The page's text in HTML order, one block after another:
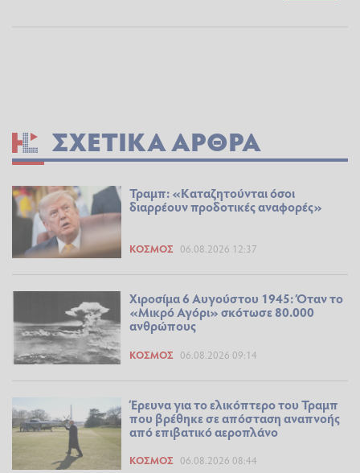
ΣΧΕΤΙΚΆ ΆΡΘΡΑ
Τραμπ: «Καταζητούνται όσοι
διαρρέουν προδοτικές αναφορές»
ΚΌΣΜΟΣ 06.08.2026 12:37
Χιροσίμα 6 Αυγούστου 1945: Όταν το
«Μικρό Αγόρι» σκότωσε 80.000
ανθρώπους
ΚΌΣΜΟΣ 06.08.2026 09:14
Έρευνα για το ελικόπτερο του Τραμπ
που βρέθηκε σε απόσταση αναπνοής
από επιβατικό αεροπλάνο
ΚΌΣΜΟΣ 06.08.2026 08:44